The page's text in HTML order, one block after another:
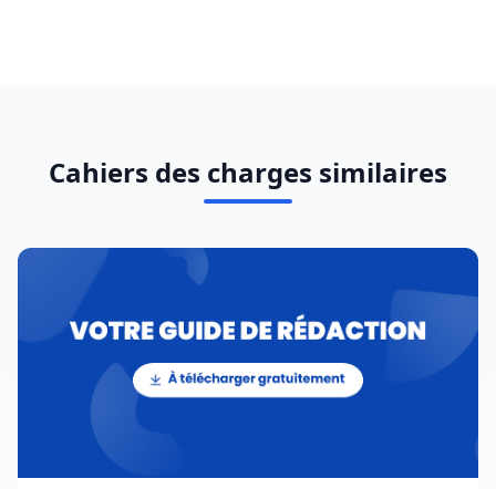
Cahiers des charges similaires